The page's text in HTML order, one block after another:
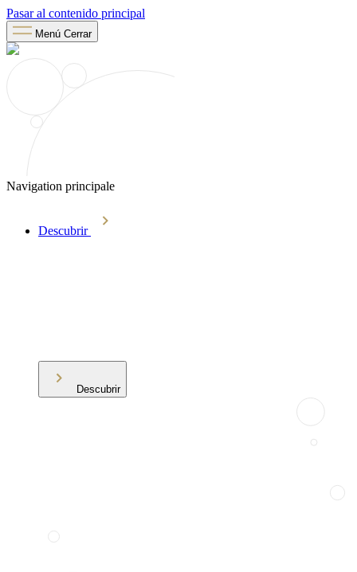
Pasar al contenido principal
Menú Cerrar
Navigation principale
Descubrir
Descubrir